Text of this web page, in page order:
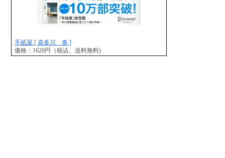
手紙屋 [ 喜多川 泰 ]
価格：1620円（税込、送料無料)